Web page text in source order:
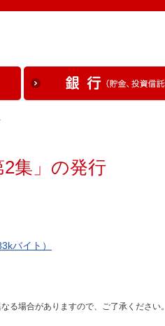
集」の発行
バイト）
る場合がありますので、ご了承ください。